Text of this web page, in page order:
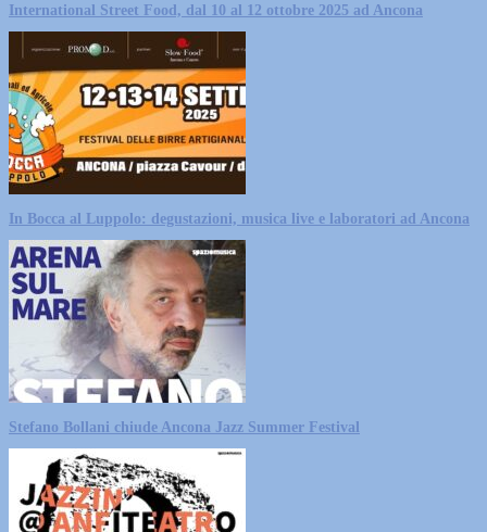
International Street Food, dal 10 al 12 ottobre 2025 ad Ancona
In Bocca al Luppolo: degustazioni, musica live e laboratori ad Ancona
Stefano Bollani chiude Ancona Jazz Summer Festival